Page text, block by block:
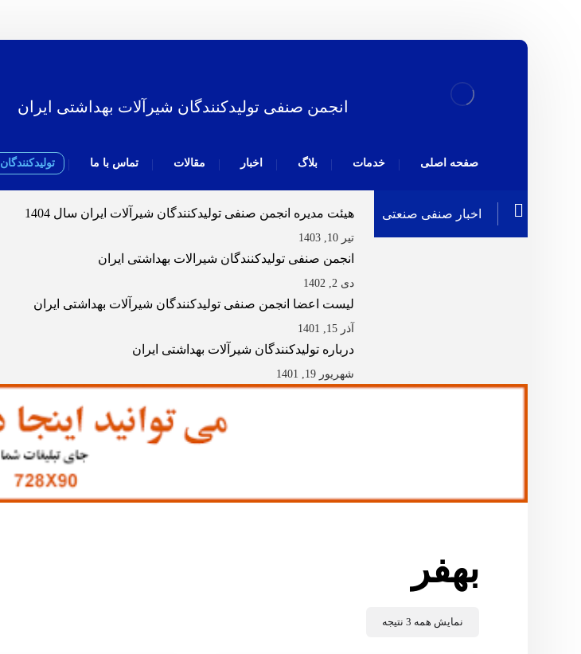
انجمن صنفی تولیدکنندگان شیرآلات بهداشتی ایران
صفحه اصلی خدمات بلاگ اخبار مقالات تماس با ما تولیدکنندگان
اخبار صنفی صنعتی هیئت مدیره انجمن صنفی تولیدکنندگان شیرآلات ایران سال 1404
تیر 10, 1403
انجمن صنفی تولیدکنندگان شیرالات بهداشتی ایران
دی 2, 1402
لیست اعضا انجمن صنفی تولیدکنندگان شیرآلات بهداشتی ایران
آذر 15, 1401
درباره تولیدکنندگان شیرآلات بهداشتی ایران
شهریور 19, 1401
بهفر
نمایش همه 3 نتیجه